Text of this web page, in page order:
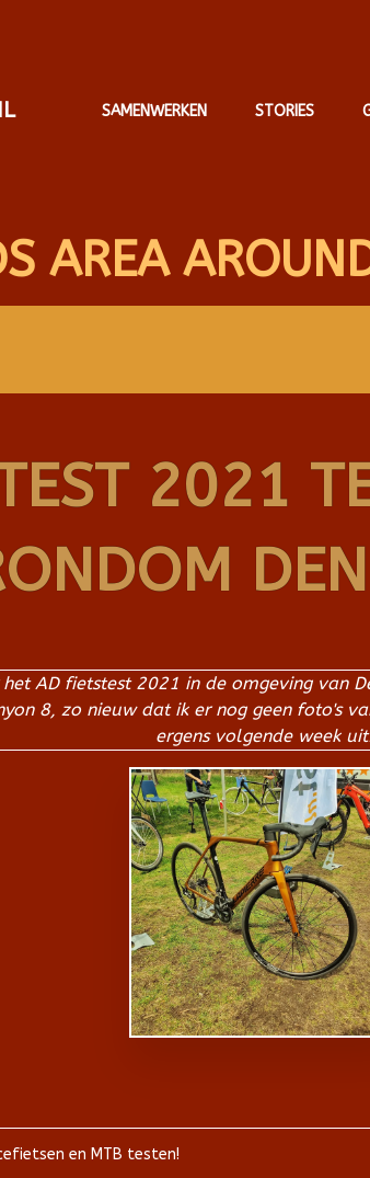
SAMENWERKEN STORIES
AREA
2021
AD fietstest 2021 in de omgeving van
8, zo nieuw dat ik er nog geen foto's
ergens volgende week
en MTB testen!